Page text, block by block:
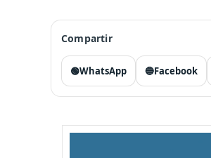
Compartir
🟢WhatsApp 🔵Facebook